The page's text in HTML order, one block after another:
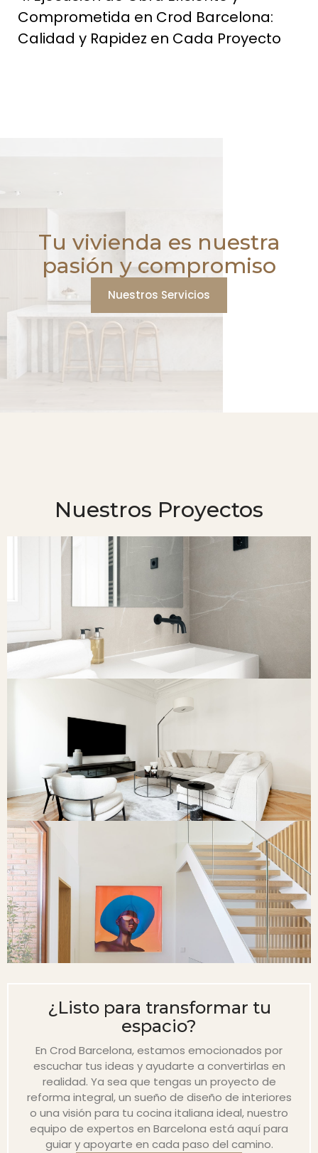
Comprometida en Crod Barcelona:
Calidad y Rapidez en Cada Proyecto
Tu vivienda es nuestra
pasión y compromiso
Nuestros Servicios
Nuestros Proyectos
¿Listo para transformar tu
espacio?
En Crod Barcelona, estamos emocionados por
escuchar tus ideas y ayudarte a convertirlas en
realidad. Ya sea que tengas un proyecto de
reforma integral, un sueño de diseño de interiores
o una visión para tu cocina italiana ideal, nuestro
equipo de expertos en Barcelona está aquí para
guiar y apoyarte en cada paso del camino.